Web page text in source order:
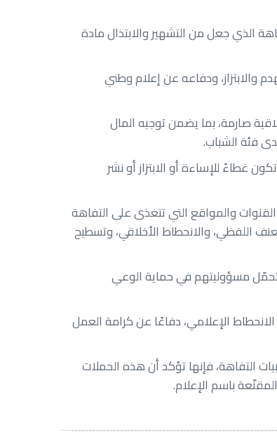
الذي جعل من التشهير والابتذال مادة
ودفاعه عن إعلام وطني
صارمة، بما يضمن توجيه المال
فئة الشباب.
غطاءً للإساءة أو الابتزاز أو نشر
والمواقع التي تتغذى على التفاهة
اللفظي، والانحطاط الأخلاقي، وتسطيح
مسؤوليتهم في حماية الوعي
الإعلامي، دفاعًا عن كرامة العمل
التفاهة، فإنها تؤكد أن هذه الحملات
باسم الإعلام.